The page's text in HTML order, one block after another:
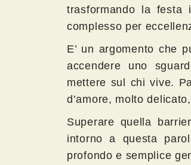
trasformando la festa
complesso per
E’ un argomento che
accendere uno
mettere sul chi vive.
d’amore, molto
Superare quella
intorno a questa
profondo e semplice